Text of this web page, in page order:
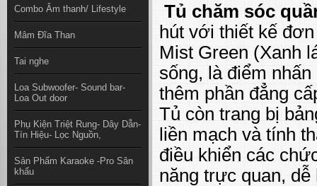
Combo Âm thanh/ Lifestyle
Mâm Đĩa Than
Tai nghe
Loa Subwoofer- Sound bar-
Loa Out door
Phụ Kiện Triệt Rung- Dây Dẫn-
Tín Hiệu- Lọc Nguồn,
Sản Phẩm Karaoke -Pro Sân
khấu
Tủ chăm sóc
hút với thiết kế
Mist Green (Xanh
sống, là điểm
thêm phần đẳng
Tủ còn trang bị
liền mạch và tính
điều khiển các
năng trực quan,